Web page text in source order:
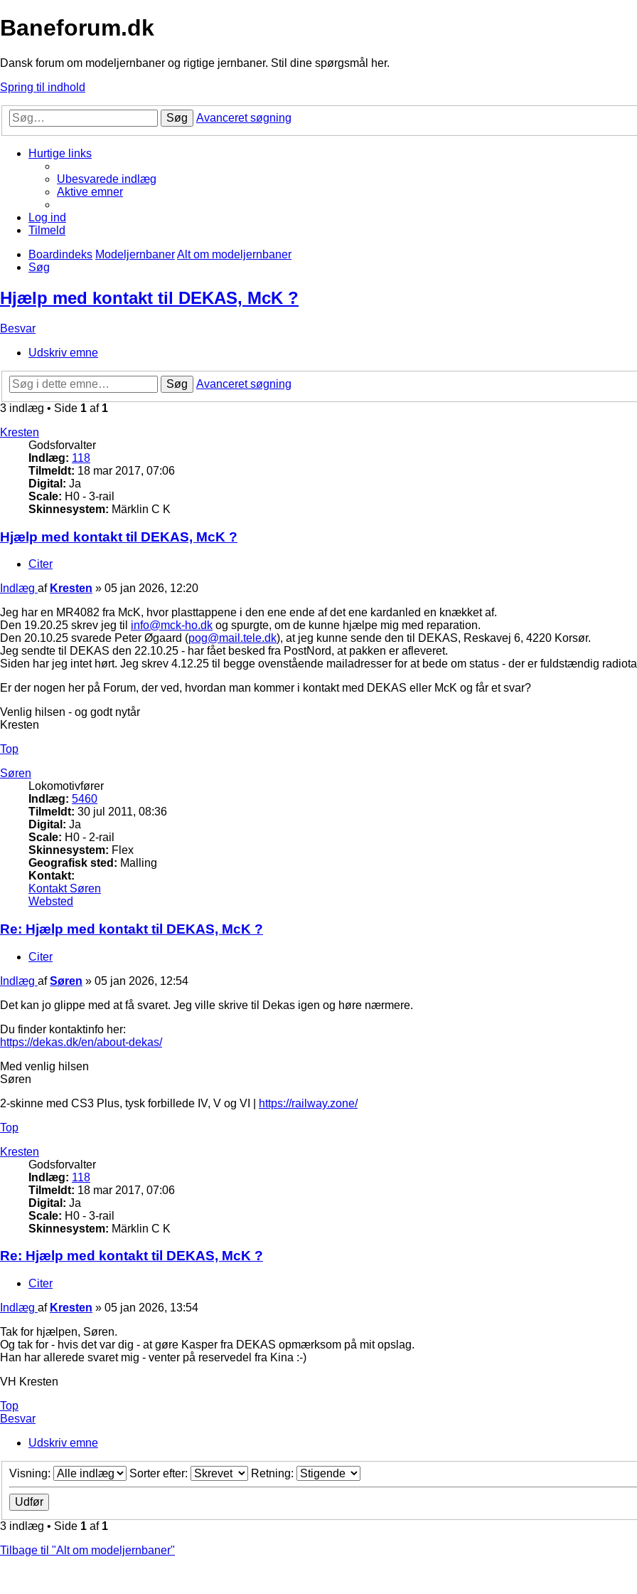
Baneforum.dk
Dansk forum om modeljernbaner og rigtige jernbaner. Stil dine spørgsmål her.
Spring til indhold
Søg Avanceret søgning
Hurtige links
Ubesvarede indlæg
Aktive emner
Log ind
Tilmeld
Boardindeks ModeljernbanerAlt om modeljernbaner
Søg
Hjælp med kontakt til DEKAS, McK ?
Besvar
Udskriv emne
Søg
Avanceret søgning
3 indlæg • Side 1 af 1
Kresten
Godsforvalter
Indlæg: 118
Tilmeldt: 18 mar 2017, 07:06
Digital: Ja
Scale: H0 - 3-rail
Skinnesystem: Märklin C K
Hjælp med kontakt til DEKAS, McK ?
Citer
Indlæg af Kresten » 05 jan 2026, 12:20
Jeg har en MR4082 fra McK, hvor plasttappene i den ene ende af det ene kardanled en knækket af.
Den 19.20.25 skrev jeg til info@mck-ho.dk og spurgte, om de kunne hjælpe mig med reparation.
Den 20.10.25 svarede Peter Øgaard (pog@mail.tele.dk), at jeg kunne sende den til DEKAS, Reskavej 6, 4220 Korsør.
Jeg sendte til DEKAS den 22.10.25 - har fået besked fra PostNord, at pakken er afleveret.
Siden har jeg intet hørt. Jeg skrev 4.12.25 til begge ovenstående mailadresser for at bede om status - der er fuldstændig
Er der nogen her på Forum, der ved, hvordan man kommer i kontakt med DEKAS eller McK og får et svar?
Venlig hilsen - og godt nytår
Kresten
Top
Søren
Lokomotivfører
Indlæg: 5460
Tilmeldt: 30 jul 2011, 08:36
Digital: Ja
Scale: H0 - 2-rail
Skinnesystem: Flex
Geografisk sted: Malling
Kontakt:
Kontakt Søren
Websted
Re: Hjælp med kontakt til DEKAS, McK ?
Citer
Indlæg afSøren » 05 jan 2026, 12:54
Det kan jo glippe med at få svaret. Jeg ville skrive til Dekas igen og høre nærmere.
Du finder kontaktinfo her:
https://dekas.dk/en/about-dekas/
Med venlig hilsen
Søren
2-skinne med CS3 Plus, tysk forbillede IV, V og VI |
https://railway.zone/
Top
Kresten
Godsforvalter
Indlæg: 118
Tilmeldt: 18 mar 2017, 07:06
Digital: Ja
Scale: H0 - 3-rail
Skinnesystem: Märklin C K
Re: Hjælp med kontakt til DEKAS, McK ?
Citer
Indlæg af Kresten » 05 jan 2026, 13:54
Tak for hjælpen, Søren.
Og tak for - hvis det var dig - at gøre Kasper fra DEKAS opmærksom på mit opslag.
Han har allerede svaret mig - venter på reservedel fra Kina :-)
VH Kresten
Top
Besvar
Udskriv emne
Visning: Sorter efter: Retning:
3 indlæg • Side 1 af 1
Tilbage til "Alt om modeljernbaner"